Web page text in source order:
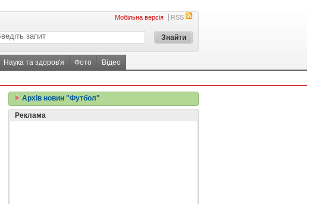
Мобільна версія RSS
Наука та здоров'я Фото
Відео
Архів новин "Футбол"
Реклама